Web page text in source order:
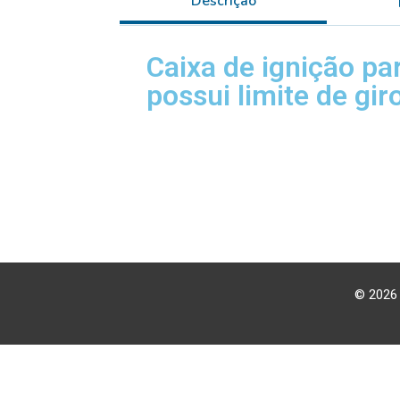
Caixa de ignição
possui limite de
© 2026